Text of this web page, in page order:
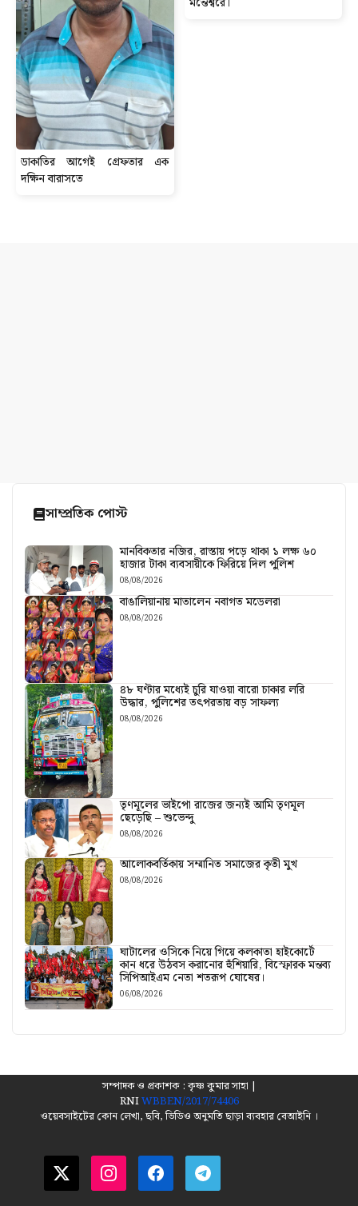
ডাকাতির আগেই গ্রেফতার এক
দক্ষিন বারাসতে
সাম্প্রতিক পোস্ট
মানবিকতার নজির, রাস্তায় পড়ে থাকা ১ লক্ষ ৬০
হাজার টাকা ব্যবসায়ীকে ফিরিয়ে দিল পুলিশ
08/08/2026
বাঙালিয়ানায় মাতালেন নবাগত মডেলরা
08/08/2026
৪৮ ঘণ্টার মধ্যেই চুরি যাওয়া বারো চাকার লরি
উদ্ধার, পুলিশের তৎপরতায় বড় সাফল্য
08/08/2026
তৃণমূলের ভাইপো রাজের জন্যই আমি তৃণমূল
ছেড়েছি – শুভেন্দু
08/08/2026
আলোকবর্তিকায় সম্মানিত সমাজের কৃতী মুখ
08/08/2026
ঘাটালের ওসিকে নিয়ে গিয়ে কলকাতা হাইকোর্টে
কান ধরে উঠবস করানোর হুঁশিয়ারি, বিস্ফোরক মন্তব্য
সিপিআইএম নেতা শতরূপ ঘোষের।
06/08/2026
সম্পাদক ও প্রকাশক : কৃষ্ণ কুমার সাহা |
RNIWBBEN/2017/74406
ওয়েবসাইটের কোন লেখা, ছবি, ভিডিও অনুমতি ছাড়া ব্যবহার বেআইনি ।